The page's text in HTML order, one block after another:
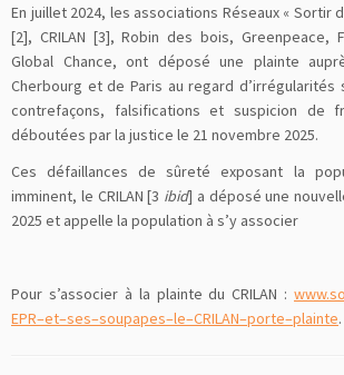
En juillet 2024, les associations Réseaux « Sortir
[2], CRILAN [3], Robin des bois, Greenpeace,
Global Chance, ont déposé une plainte
Cherbourg et de Paris au regard d’irrégularités
contrefaçons, falsifications et suspicion de
déboutées par la justice le 21 novembre 2025.
Ces défaillances de sûreté exposant la
imminent, le CRILAN [3 ibid] a déposé une
2025 et appelle la population à s’y associer
Pour s’associer à la plainte du CRILAN :
EPR–et–ses–soupapes–le–CRILAN–porte–plainte.